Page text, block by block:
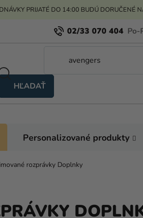
PRIJATÉ DO 14:00 BUDÚ DORUČENÉ
02/33 070 404
HĽADAŤ
Personalizované produkty
rozprávky Doplnky